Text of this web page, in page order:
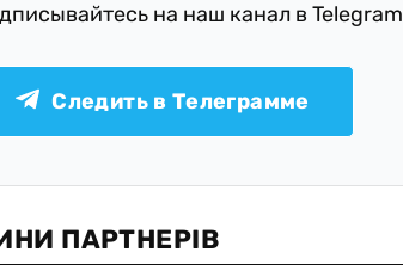
на наш канал в Telegram
Следить в Телеграмме